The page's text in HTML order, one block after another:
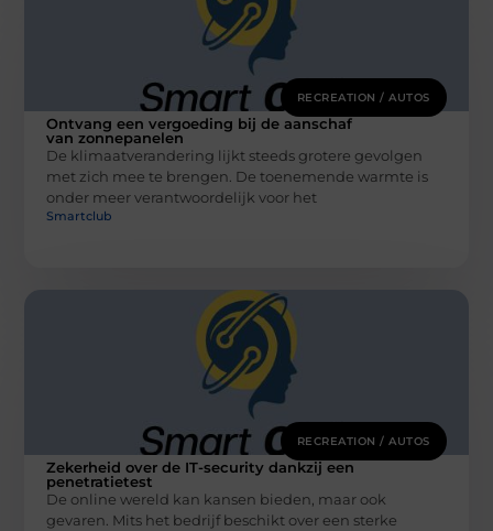
RECREATION / AUTOS
Ontvang een vergoeding bij de aanschaf
van zonnepanelen
De klimaatverandering lijkt steeds grotere gevolgen
met zich mee te brengen. De toenemende warmte is
onder meer verantwoordelijk voor het
Smartclub
RECREATION / AUTOS
Zekerheid over de IT-security dankzij een
penetratietest
De online wereld kan kansen bieden, maar ook
gevaren. Mits het bedrijf beschikt over een sterke